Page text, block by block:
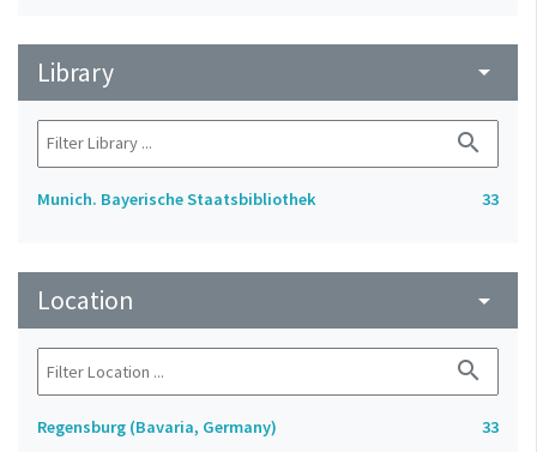
Library arrow_drop_down
search
Munich. Bayerische Staatsbibliothek 33
Location arrow_drop_down
search
Regensburg (Bavaria, Germany)
33